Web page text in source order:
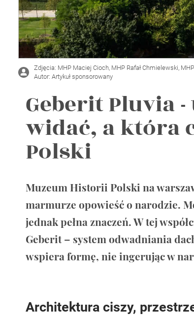
Wellnes
DIY
Zdjęcia: MHP Maciej Cioch, MHP Rafał Chmielewski,
Autor: Artykuł sponsorowany
Geberit Pluvia
widać, a która
Polski
Muzeum Historii Polski na
marmurze opowieść o narodzie.
jednak pełna znaczeń. W tej
Geberit – system odwadniania
wspiera formę, nie ingerując w
Architektura ciszy,